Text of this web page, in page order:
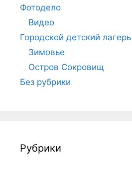
Фотодело
Видео
Городской детский лагерь
Зимовье
Остров Сокровищ
Без рубрики
Рубрики